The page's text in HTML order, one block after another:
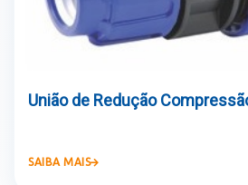
União de Redução
SAIBA MAIS